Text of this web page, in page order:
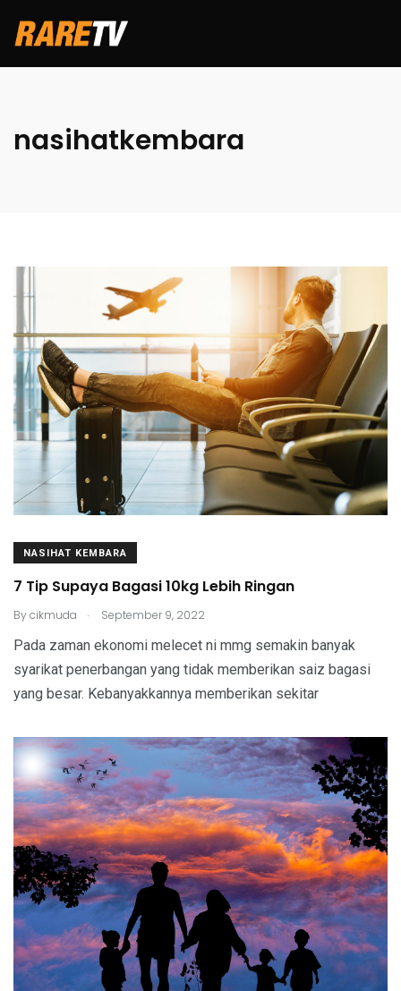
nasihatkembara
NASIHAT KEMBARA
7 Tip Supaya Bagasi 10kg Lebih Ringan
Bycikmuda . September 9, 2022
Pada zaman ekonomi melecet ni mmg semakin banyak
syarikat penerbangan yang tidak memberikan saiz bagasi
yang besar. Kebanyakkannya memberikan sekitar